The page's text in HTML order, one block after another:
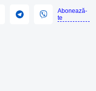
Abonează-
te